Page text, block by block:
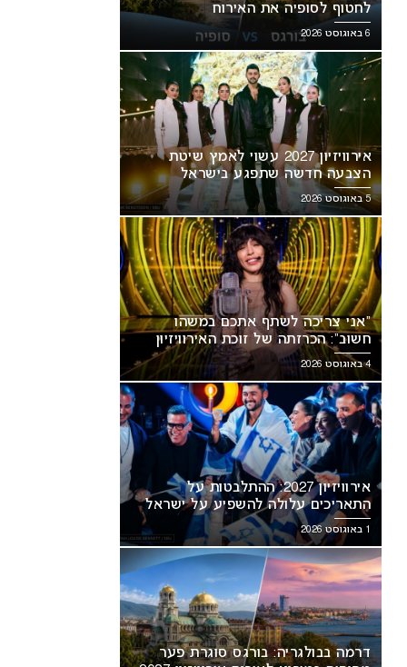
לחטוף לסופיה את האירוח
6 באוגוסט 2026
אירוויזיון 2027 עשוי לאמץ שיטת
הצבעה חדשה שתפגע בישראל
5 באוגוסט 2026
“אני צריכה לשתף אתכם במשהו
חשוב”: הכרזתה של זוכת האירוויזיון
מסעירה את הרשת
4 באוגוסט 2026
אירוויזיון 2027: ההתלבטות על
התאריכים עלולה להשפיע על ישראל
1 באוגוסט 2026
דרמה בבולגריה: בורגס סוגרת פער